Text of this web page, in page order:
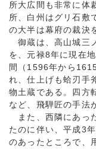
所大広間も非常に体
所、白州はグリ石敷
の大半は幕府の裁決
御蔵は、高山城三
を、元禄8年に現在
間（1596年から
れ、仕上げも蛤刃手
物土蔵である。四方
など、飛騨匠の手法
また、西隣にあっ
たのに伴い、平成3
のあったところで、